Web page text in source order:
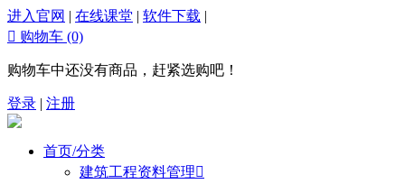
进入官网 | 在线课堂 | 软件下载 |
 购物车 (0)
购物车中还没有商品，赶紧选购吧！
登录 | 注册
首页/分类
建筑工程资料管理